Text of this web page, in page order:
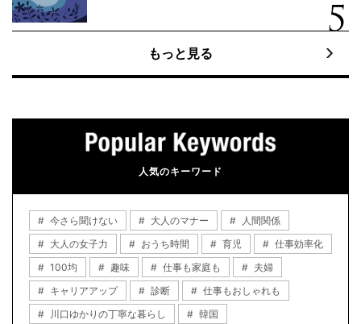
もっと見る
人気のキーワード
今さら聞けない 大人のマナー
人間関係
大人の女子力
おうち時間 育児
仕事効率化
100均
趣味 仕事も家庭も
夫婦
キャリアアップ
診断
仕事もおしゃれも
川口ゆかりの丁寧な暮らし
韓国